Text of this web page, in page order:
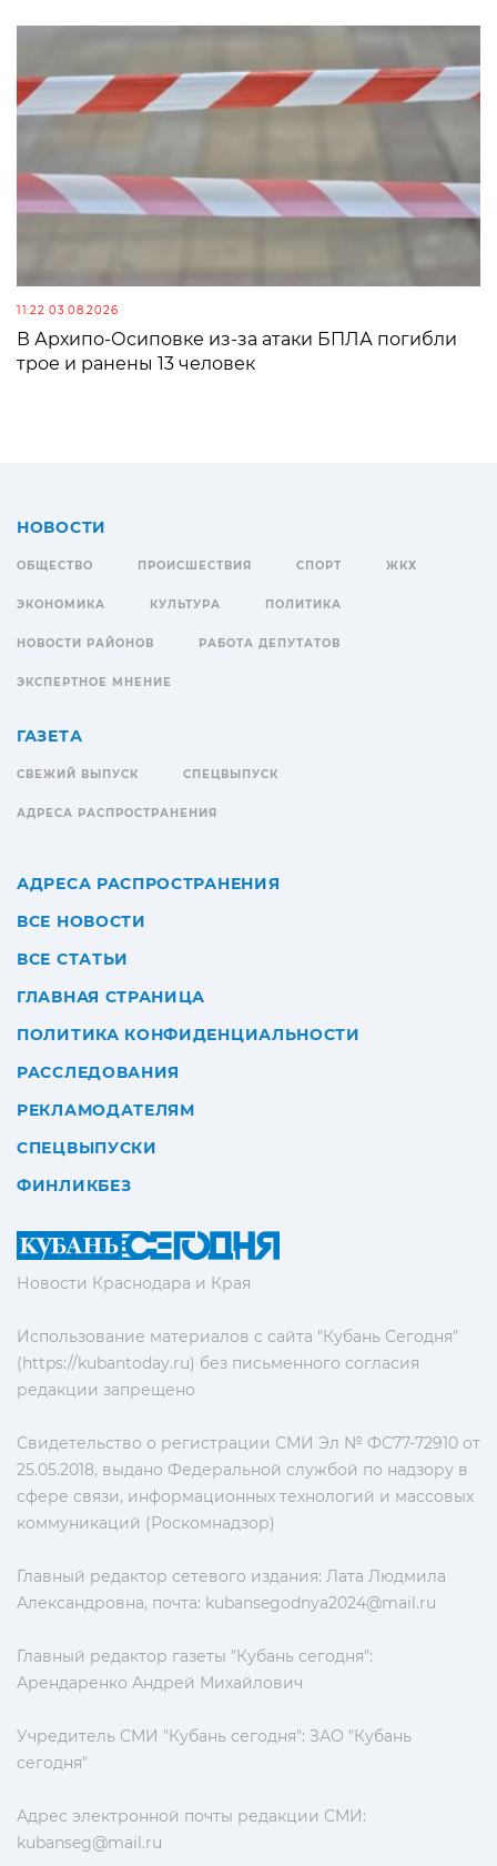
11:22 03.08.2026
В Архипо-Осиповке из-за атаки БПЛА погибли
трое и ранены 13 человек
Новости Краснодара и Края
Использование материалов с сайта "Кубань Сегодня"
(https://kubantoday.ru) без письменного согласия
редакции запрещено
Свидетельство о регистрации СМИ Эл № ФС77-72910 от
25.05.2018, выдано Федеральной службой по надзору в
сфере связи, информационных технологий и массовых
коммуникаций (Роскомнадзор)
Главный редактор сетевого издания: Лата Людмила
Александровна, почта: kubansegodnya2024@mail.ru
Главный редактор газеты "Кубань сегодня":
Арендаренко Андрей Михайлович
Учредитель СМИ "Кубань сегодня": ЗАО "Кубань
сегодня"
Адрес электронной почты редакции СМИ:
kubanseg@mail.ru
НОВОСТИ
ОБЩЕСТВО ПРОИСШЕСТВИЯ СПОРТ ЖКХ
ЭКОНОМИКА КУЛЬТУРА ПОЛИТИКА
НОВОСТИ РАЙОНОВ РАБОТА ДЕПУТАТОВ
ЭКСПЕРТНОЕ МНЕНИЕ
ГАЗЕТА
СВЕЖИЙ ВЫПУСК СПЕЦВЫПУСК
АДРЕСА РАСПРОСТРАНЕНИЯ
АДРЕСА РАСПРОСТРАНЕНИЯ
ВСЕ НОВОСТИ
ВСЕ СТАТЬИ
ГЛАВНАЯ СТРАНИЦА
ПОЛИТИКА КОНФИДЕНЦИАЛЬНОСТИ
РАССЛЕДОВАНИЯ
РЕКЛАМОДАТЕЛЯМ
СПЕЦВЫПУСКИ
ФИНЛИКБЕЗ